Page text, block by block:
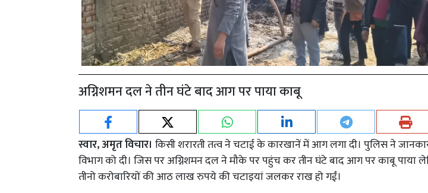
अग्निशमन दल ने तीन घंटे बाद आग पर पाया काबू
स्वार, अमृत विचार। किसी शरारती तत्व ने चटाई के कारखानें में आग लगा दी। पुलिस ने
विभाग को दी। जिस पर अग्निशमन दल ने मौके पर पहुंच कर तीन घंटे बाद आग पर काबू पाया
तीनो करोबारियों की आठ लाख रुपये की चटाइयां जलकर राख हो गईं।